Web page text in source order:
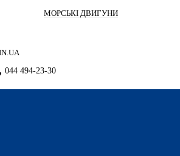
МОРСЬКІ ДВИГУНИ
044 494-23-30